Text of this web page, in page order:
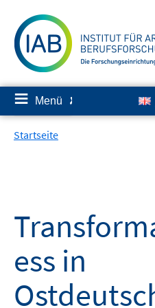
zum
Inhalt
≡ Menü ✘
Startseite
ess in